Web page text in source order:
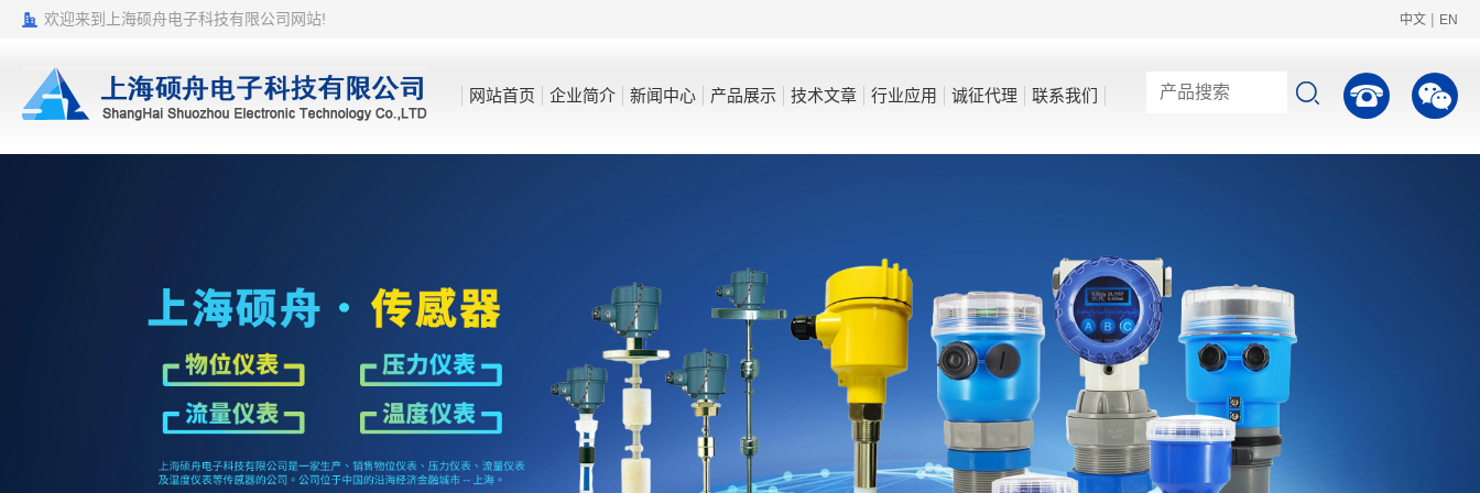
欢迎来到上海硕舟电子科技有限公司网站! 中文| EN
网站首页 企业简介 新闻中心 产品展示 技术文章 行业应用 诚征代理 联系我们